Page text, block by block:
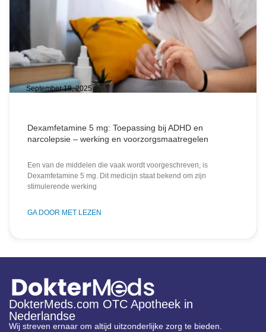
Dexamfetamine 5 mg: Toepassing bij ADHD en
narcolepsie – werking en voorzorgsmaatregelen
Een van de middelen die vaak wordt voorgeschreven, is
Dexamfetamine 5 mg. Dit medicijn staat bekend om zijn
stimulerende werking
GA DOOR MET LEZEN
September 18, 2025
DokterMeds.com OTC Apotheek in
Nederlandse
Wij streven ernaar om altijd uitzonderlijke zorg te bieden.